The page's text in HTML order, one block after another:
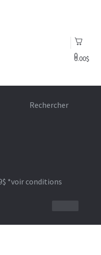
0
0.00$
Rechercher
*voir conditions